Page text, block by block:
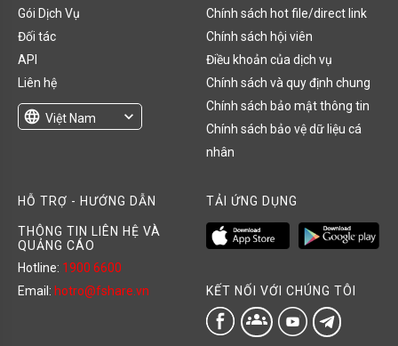
Gói Dịch Vụ
Đối tác
API
Liên hệ
language Việt Nam
expand_more
Chính sách hot file/direct link
Chính sách hội viên
Điều khoản của dịch vụ
Chính sách và quy định chung
Chính sách bảo mật thông tin
Chính sách bảo vệ dữ liệu cá
nhân
HỖ TRỢ - HƯỚNG DẪN
THÔNG TIN LIÊN HỆ VÀ
QUẢNG CÁO
Hotline: 1900 6600
Email: hotro@fshare.vn
TẢI ỨNG DỤNG
KẾT NỐI VỚI CHÚNG TÔI
groups